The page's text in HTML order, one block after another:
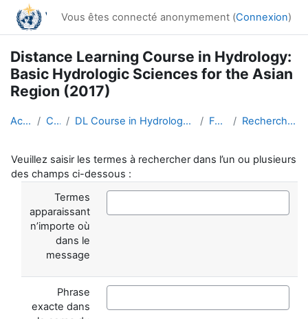
Passer au contenu principal
Vous êtes connecté anonymement (Connexion)
Distance Learning Course in Hydrology:
Basic Hydrologic Sciences for the Asian
Region (2017)
Accueil Cours DL Course in Hydrology - Asia RA-II-2017 Forums Recherche avancée
Veuillez saisir les termes à rechercher dans l’un ou plusieurs
des champs ci-dessous :
Termes
apparaissant
n’importe où
dans le
message
Phrase
exacte dans